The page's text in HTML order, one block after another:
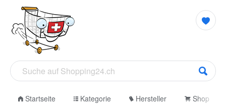
Startseite Kategorie Hersteller Shop